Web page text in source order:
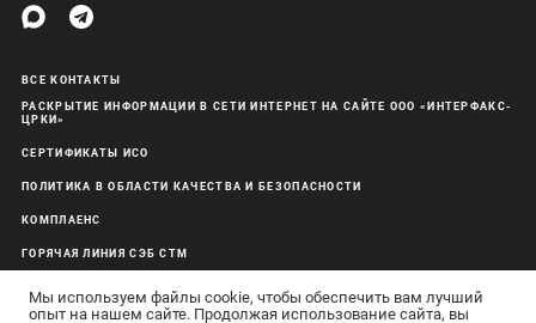
ВСЕ КОНТАКТЫ
РАСКРЫТИЕ ИНФОРМАЦИИ В СЕТИ ИНТЕРНЕТ НА САЙТЕ ООО «ИНТЕРФАКС-
ЦРКИ»
СЕРТИФИКАТЫ ИСО
ПОЛИТИКА В ОБЛАСТИ КАЧЕСТВА И БЕЗОПАСНОСТИ
КОМПЛАЕНС
ГОРЯЧАЯ ЛИНИЯ СЭБ СТМ
Мы используем файлы cookie, чтобы обеспечить вам лучший
опыт на нашем сайте. Продолжая использование сайта, вы